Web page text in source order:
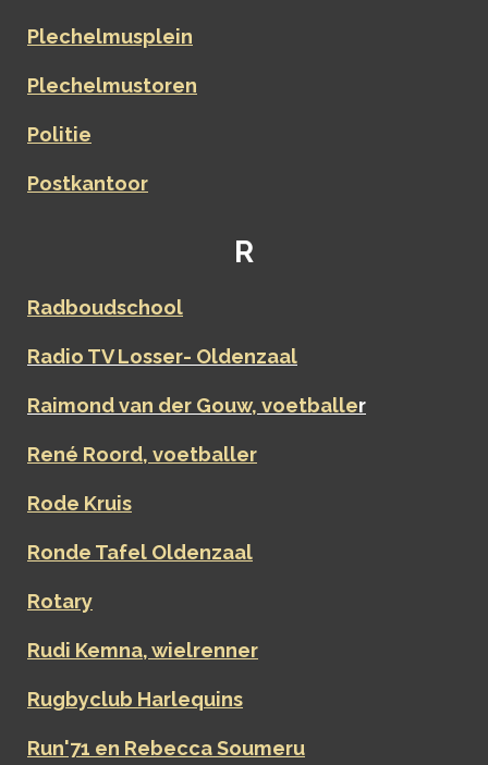
Plechelmusplein
Plechelmustoren
Politie
Postkantoor
R
Radboudschool
Radio TV Losser- Oldenzaal
Raimond van der Gouw, voetballer
René Roord, voetballer
Rode Kruis
Ronde Tafel Oldenzaal
Rotary
Rudi Kemna, wielrenner
Rugbyclub Harlequins
Run'71 en Rebecca Soumeru